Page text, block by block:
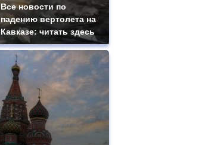
Все новости по
падению вертолета на
Кавказе: читать здесь